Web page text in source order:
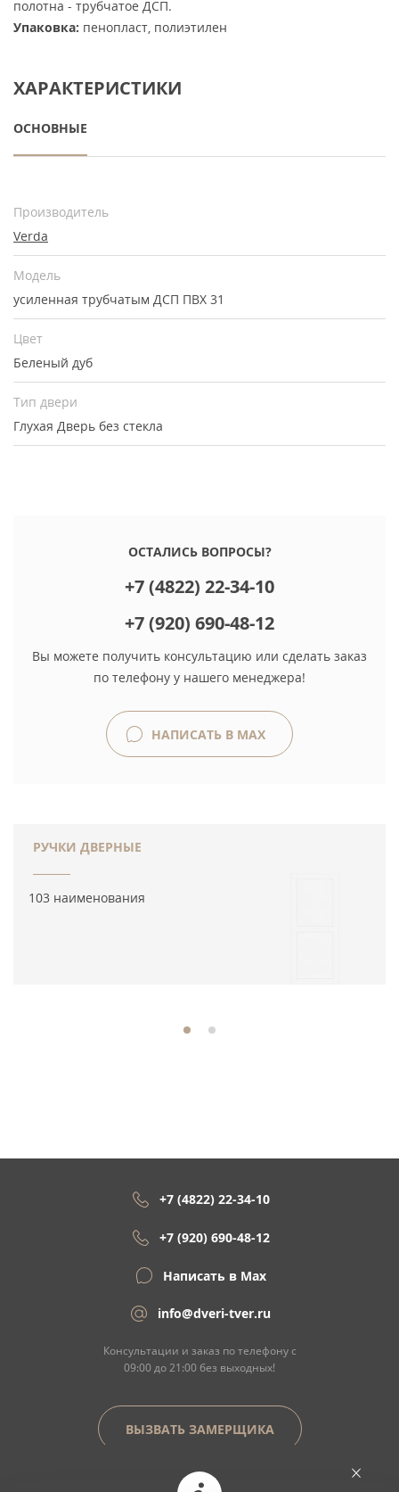
полотна - трубчатое ДСП.
Упаковка: пенопласт, полиэтилен
ХАРАКТЕРИСТИКИ
ОСНОВНЫЕ
Производитель
Verda
Модель
усиленная трубчатым ДСП ПВХ 31
Цвет
Беленый дуб
Тип двери
Глухая Дверь без стекла
ОСТАЛИСЬ ВОПРОСЫ?
+7 (4822) 22-34-10
+7 (920) 690-48-12
Вы можете получить консультацию или сделать заказ
по телефону у нашего менеджера!
НАПИСАТЬ В MAX
РУЧКИ ДВЕРНЫЕ
103 наименования
+7 (4822) 22-34-10
+7 (920) 690-48-12
Написать в Max
info@dveri-tver.ru
Консультации и заказ по телефону с
09:00 до 21:00 без выходных!
ВЫЗВАТЬ ЗАМЕРЩИКА